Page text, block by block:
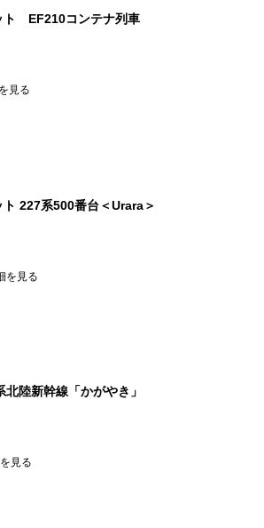
ト EF210コンテナ列車
見る
227系500番台＜Urara＞
を見る
陸新幹線「かがやき」
見る